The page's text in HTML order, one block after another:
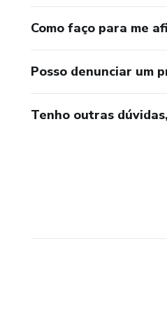
Como faço para me
Posso denunciar um
Tenho outras